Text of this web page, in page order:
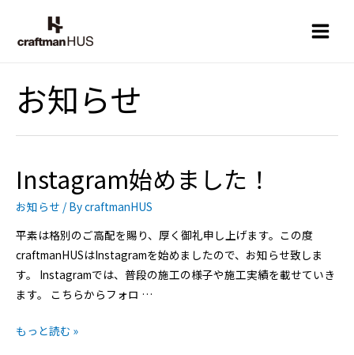
お知らせ
Instagram始めました！
お知らせ / BycraftmanHUS
平素は格別のご高配を賜り、厚く御礼申し上げます。この度
craftmanHUSはInstagramを始めましたので、お知らせ致しま
す。 Instagramでは、普段の施工の様子や施工実績を載せていき
ます。 こちらからフォロ …
もっと読む »